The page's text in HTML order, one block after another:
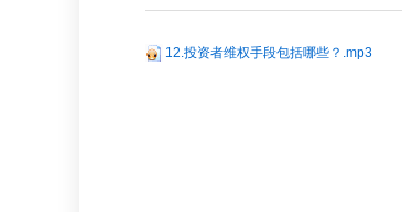
12.投资者维权手段包括哪些？.mp3